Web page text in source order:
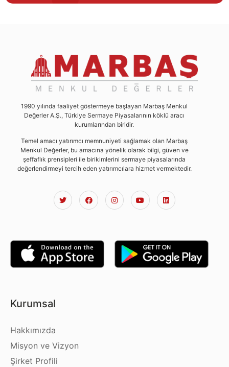
1990 yılında faaliyet göstermeye başlayan Marbaş Menkul
Değerler A.Ş., Türkiye Sermaye Piyasalarının köklü aracı
kurumlarından biridir.
Temel amacı yatırımcı memnuniyeti sağlamak olan Marbaş
Menkul Değerler, bu amacına yönelik olarak bilgi, güven ve
şeffaflık prensipleri ile birikimlerini sermaye piyasalarında
değerlendirmeyi tercih eden yatırımcılara hizmet vermektedir.
Kurumsal
Hakkımızda
Misyon ve Vizyon
Şirket Profili